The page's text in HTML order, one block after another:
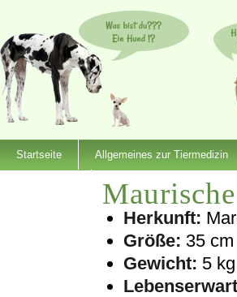
Startseite Allgemeines zur Tiermedizin
Herkunft:
Größe: 35 cm
Gewicht: 5 kg